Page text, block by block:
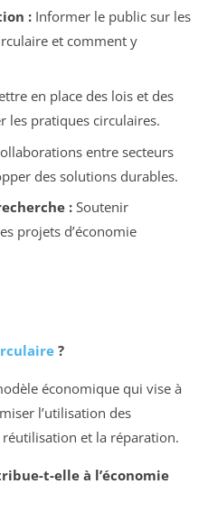
:Informer le public sur les
et comment y
en place des lois et des
les pratiques circulaires.
entre secteurs
des solutions durables.
:Soutenir
projets d’économie
?
économique qui vise à
l’utilisation des
réutilisation et la réparation.
t-elle à l’économie